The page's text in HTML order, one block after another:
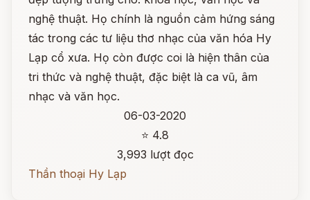
nghệ thuật. Họ chính là nguồn cảm hứng sáng
tác trong các tư liệu thơ nhạc của văn hóa Hy
Lạp cổ xưa. Họ còn được coi là hiện thân của
tri thức và nghệ thuật, đặc biệt là ca vũ, âm
nhạc và văn học.
06-03-2020
⭐ 4.8
3,993 lượt đọc
Thần thoại Hy Lạp